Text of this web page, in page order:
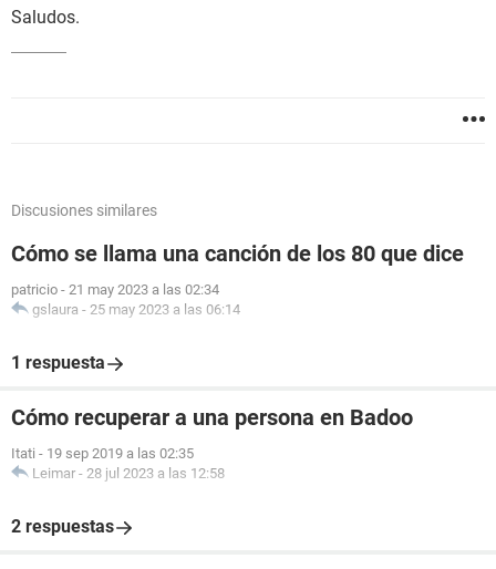
Saludos.
Discusiones similares
Cómo se llama una canción de los 80 que dice
patricio - 21 may 2023 a las 02:34
gslaura - 25 may 2023 a las 06:14
1 respuesta
Cómo recuperar a una persona en Badoo
Itati - 19 sep 2019 a las 02:35
Leimar - 28 jul 2023 a las 12:58
2 respuestas